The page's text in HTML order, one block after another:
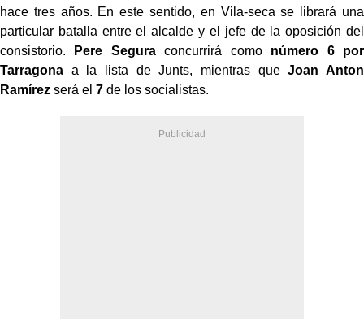
hace tres años. En este sentido, en Vila-seca se librará una
particular batalla entre el alcalde y el jefe de la oposición del
consistorio.
Pere Seguraconcurrirá como número 6 por
Tarragona a la lista de Junts, mientras queJoan Anton
Ramírez será el 7 de los socialistas.